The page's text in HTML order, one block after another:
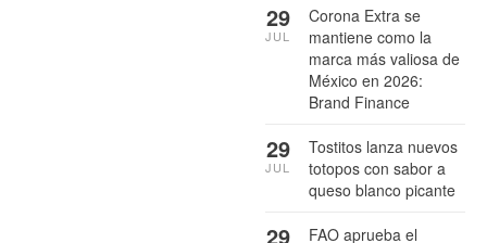
Corona Extra se
mantiene como la
marca más valiosa de
México en 2026:
Brand Finance
29
JUL
Tostitos lanza nuevos
totopos con sabor a
queso blanco picante
29
JUL
FAO aprueba el
29